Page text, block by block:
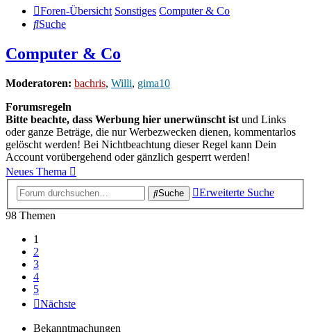
Foren-Übersicht Sonstiges Computer & Co
Suche
Computer & Co
Moderatoren: bachris, Willi, gima10
Forumsregeln
Bitte beachte, dass Werbung hier unerwünscht ist und Links
oder ganze Beträge, die nur Werbezwecken dienen, kommentarlos
gelöscht werden! Bei Nichtbeachtung dieser Regel kann Dein
Account vorübergehend oder gänzlich gesperrt werden!
Neues Thema
Suche
Erweiterte Suche
98 Themen
1
2
3
4
5
Nächste
Bekanntmachungen